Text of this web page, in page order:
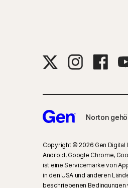
Norton
Copyright © 2026 Gen Digital
Android, Google Chrome,
ist eine Servicemarke von
in den USA und anderen
beschriebenen Bedingungen